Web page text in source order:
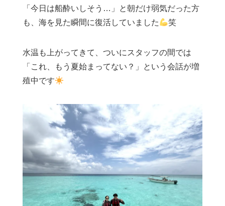
「今日は船酔いしそう…」と朝だけ弱気だった方
も、海を見た瞬間に復活していました
笑
水温も上がってきて、ついにスタッフの間では
「これ、もう夏始まってない？」という会話が増
殖中です